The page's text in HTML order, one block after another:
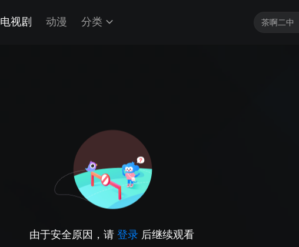
电视剧 动漫 分类
由于安全原因，请 登录 后继续观看